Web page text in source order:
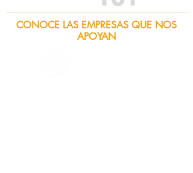
CONOCE LAS EMPRESAS QUE NOS
APOYAN